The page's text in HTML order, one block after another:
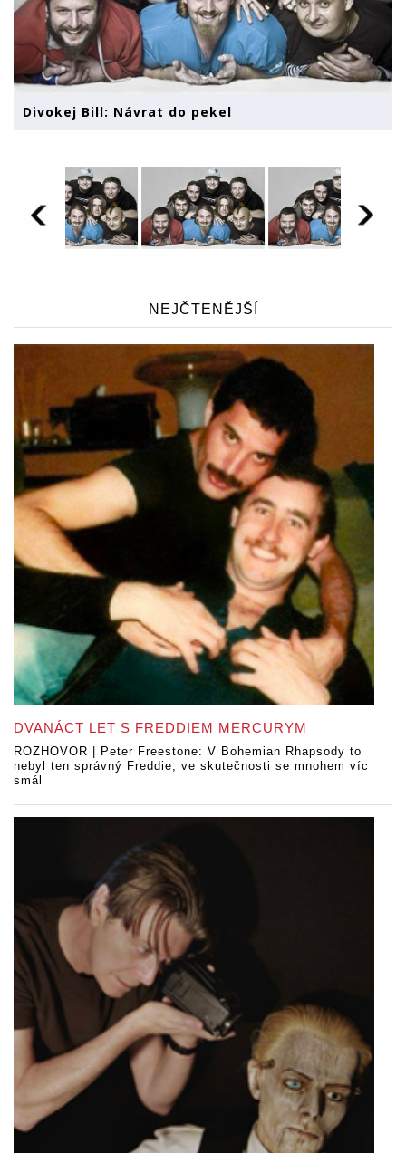
Divokej Bill: Návrat do pekel
NEJČTENĚJŠÍ
DVANÁCT LET S FREDDIEM MERCURYM
ROZHOVOR | Peter Freestone: V Bohemian Rhapsody to
nebyl ten správný Freddie, ve skutečnosti se mnohem víc
smál